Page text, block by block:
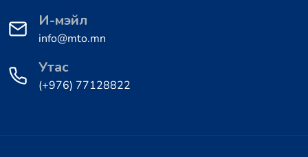
И-мэйл
info@mto.mn
Утас
(+976) 77128822